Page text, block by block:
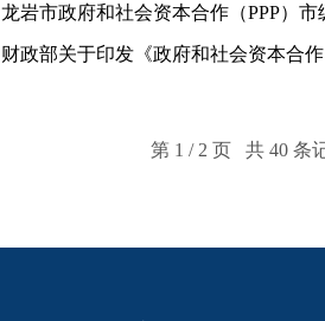
龙岩市政府和社会资本合作（PPP）市
财政部关于印发《政府和社会资本合
第 1 / 2 页 共 40 条